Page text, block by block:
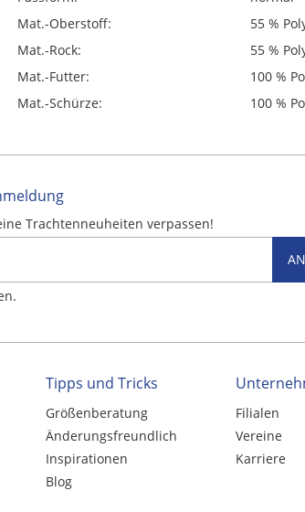
Mat.-Oberstoff:
55 %
Mat.-Rock:
55 %
Mat.-Futter:
100 %
Mat.-Schürze:
100 %
Trachtenneuheiten verpassen!
Tipps und Tricks
Größenberatung
Änderungsfreundlich
Inspirationen
Blog
Filialen
Vereine
Karriere